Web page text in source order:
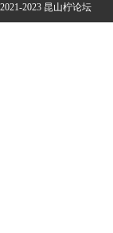
2021-2023 昆山柠论坛